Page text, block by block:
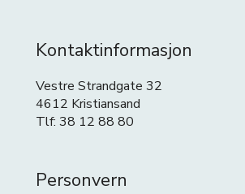
Kontaktinformasjon
Vestre Strandgate 32
4612 Kristiansand
Tlf: 38 12 88 80
Personvern